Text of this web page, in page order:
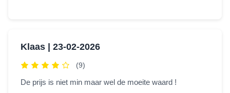
Klaas | 23-02-2026
(9)
De prijs is niet min maar wel de moeite waard !